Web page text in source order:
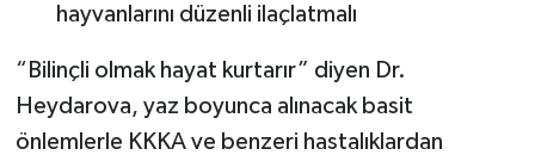
hayvanlarını düzenli ilaçlatmalı
“Bilinçli olmak hayat kurtarır” diyen Dr.
Heydarova, yaz boyunca alınacak basit
önlemlerle KKKA ve benzeri hastalıklardan